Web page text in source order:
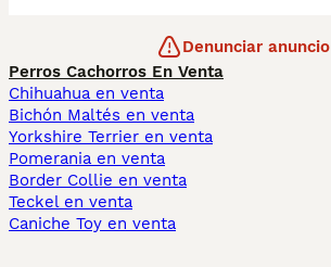
Denunciar anuncio
Perros Cachorros En Venta
Chihuahua en venta
Bichón Maltés en venta
Yorkshire Terrier en venta
Pomerania en venta
Border Collie en venta
Teckel en venta
Caniche Toy en venta